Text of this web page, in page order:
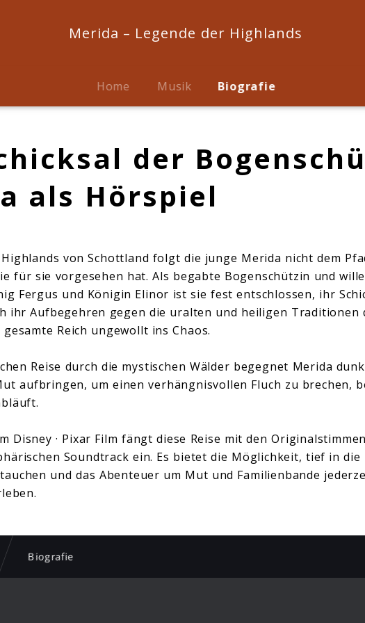
Merida – Legende der Highlands
Home Musik Biografie
der
als Hörspiel
von Schottland folgt die junge Merida nicht dem
für sie vorgesehen hat. Als begabte Bogenschützin und
Fergus und Königin Elinor ist sie fest entschlossen, ihr
ihr Aufbegehren gegen die uralten und heiligen Traditionen
Reich ungewollt ins Chaos.
Reise durch die mystischen Wälder begegnet Merida
aufbringen, um einen verhängnisvollen Fluch zu brechen,
Disney · Pixar Film fängt diese Reise mit den
Soundtrack ein. Es bietet die Möglichkeit, tief in die
und das Abenteuer um Mut und Familienbande
Biografie